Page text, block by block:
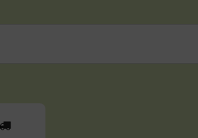
2